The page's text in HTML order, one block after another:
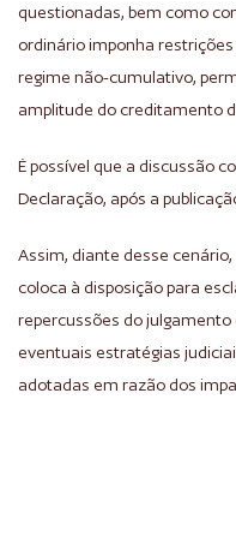
questionadas, bem como
ordinário imponha restrições
regime não-cumulativo,
amplitude do creditamento
É possível que a discussão
Declaração, após a
Assim, diante desse
coloca à disposição para
repercussões do
eventuais estratégias
adotadas em razão dos